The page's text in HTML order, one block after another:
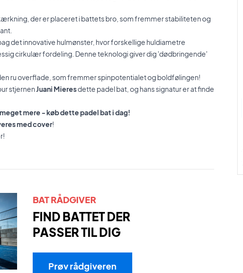
der er placeret i battets bro, som fremmer stabiliteten og
det innovative hulmønster, hvor forskellige huldiametre
cirkulær fordeling. Denne teknologi giver dig 'dødbringende'
ru overflade, som fremmer spinpotentialet og boldfølingen!
stjernenJuani Mieresdette padel bat, og hans signatur er at finde
mere - køb dette padel bat i dag!
med cover!
BAT RÅDGIVER
FIND BATTET DER
PASSER TIL DIG
Prøv rådgiveren